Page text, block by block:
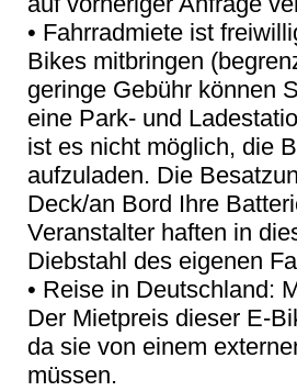
• Fahrradmiete ist
Bikes mitbringen
geringe Gebühr können
eine Park- und
ist es nicht möglich, die
aufzuladen. Die
Deck/an Bord Ihre
Veranstalter haften in
Diebstahl des eigenen
• Reise in Deutschland:
Der Mietpreis dieser E-
da sie von einem
müssen.